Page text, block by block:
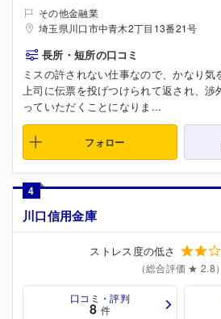
その他金融業
埼玉県川口市中青木2丁目13番21号
長所・短所の口コミ
ミスの許されない仕事なので、かなり気
上司に伝票を投げつけられて返され、渉
っていただくことになりま...
フォロー
4
川口信用金庫
ストレス度の低さ
（総合評価 ★ 2.8）
口コミ・評判
8 件